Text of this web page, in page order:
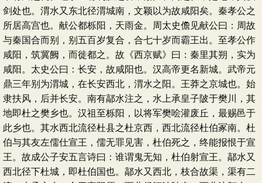
剑处也。渭水又东北径渭城南，文颖以为故咸阳矣。秦孝公之
所居高宫也。献公都栎阳，天雨金。周太史儋见献公曰：周故
与秦国合而别，别五百岁复合，合七十岁而霸王出。至孝公作
咸阳，筑冀阙，而徙都之。故《西京赋》曰：秦里其朔，实为
咸阳。太史公曰：长安，故咸阳也。汉高帝更名新城。武帝元
鼎三年别为渭城，在长安西北，渭水之阳。王莽之京城也。始
隶扶风，后并长安。南有鄗水注之，水上承皇子陂于樊川，其
地即杜之樊乡也。汉祖至栎阳，以将军樊哙灌废丘，最赐邑于
此乡也。其水西北流径杜县之杜京西，西北流径杜伯冢南。杜
伯与其友左儒仕宣王，儒无罪见害，杜伯死之，终能报恨于宣
王。故成公子安五言诗曰：谁谓鬼无知，杜伯射宣王。鄗水又
西北径下杜城，即杜伯国也。鄗水又西北，枝合故渠，渠有二